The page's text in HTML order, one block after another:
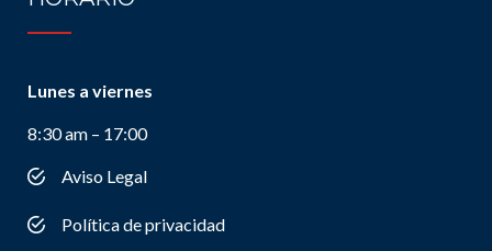
Lunes a viernes
8:30 am – 17:00
Aviso Legal
Política de privacidad